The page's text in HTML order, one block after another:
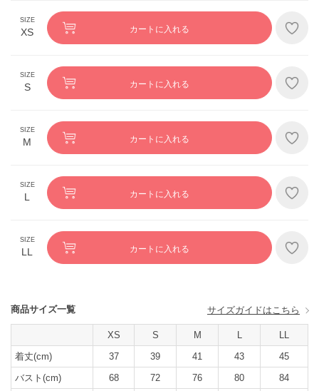
XS カートに入れる
S カートに入れる
M カートに入れる
L カートに入れる
LL カートに入れる
商品サイズ一覧 サイズガイドはこちら
XS S M L
LL
着丈(cm)
37 39 41 43
45
バスト(cm)
68 72 76 80
84